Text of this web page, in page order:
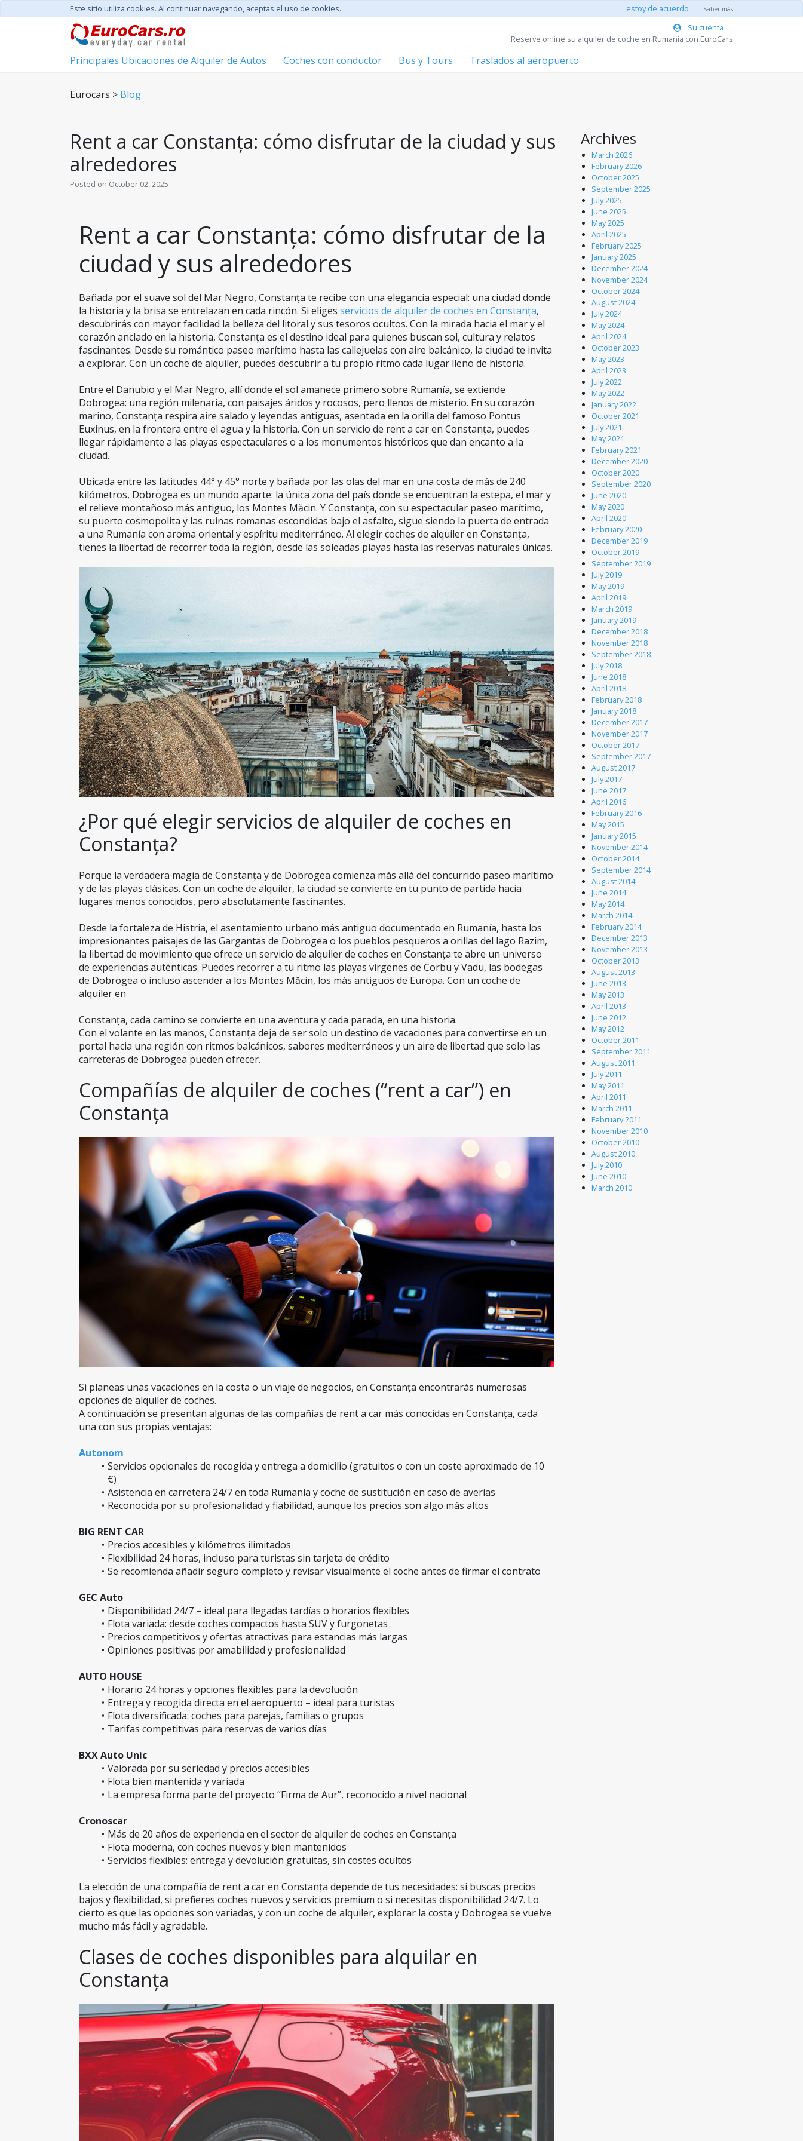
Este sitio utiliza cookies. Al continuar navegando, aceptas el uso de cookies. estoy de acuerdo Saber más
Su cuenta
Reserve online su alquiler de coche en Rumania con EuroCars
Principales Ubicaciones de Alquiler de Autos Coches con conductor Bus y Tours Traslados al aeropuerto
Eurocars > Blog
Rent a car Constanța: cómo disfrutar de la ciudad y sus
alrededores
Posted on October 02, 2025
Rent a car Constanța: cómo disfrutar de la
ciudad y sus alrededores
Bañada por el suave sol del Mar Negro, Constanța te recibe con una elegancia especial: una ciudad donde
la historia y la brisa se entrelazan en cada rincón. Si eliges servicios de alquiler de coches en Constanța,
descubrirás con mayor facilidad la belleza del litoral y sus tesoros ocultos. Con la mirada hacia el mar y el
corazón anclado en la historia, Constanța es el destino ideal para quienes buscan sol, cultura y relatos
fascinantes. Desde su romántico paseo marítimo hasta las callejuelas con aire balcánico, la ciudad te invita
a explorar. Con un coche de alquiler, puedes descubrir a tu propio ritmo cada lugar lleno de historia.
Entre el Danubio y el Mar Negro, allí donde el sol amanece primero sobre Rumanía, se extiende
Dobrogea: una región milenaria, con paisajes áridos y rocosos, pero llenos de misterio. En su corazón
marino, Constanța respira aire salado y leyendas antiguas, asentada en la orilla del famoso Pontus
Euxinus, en la frontera entre el agua y la historia. Con un servicio de rent a car en Constanța, puedes
llegar rápidamente a las playas espectaculares o a los monumentos históricos que dan encanto a la
ciudad.
Ubicada entre las latitudes 44° y 45° norte y bañada por las olas del mar en una costa de más de 240
kilómetros, Dobrogea es un mundo aparte: la única zona del país donde se encuentran la estepa, el mar y
el relieve montañoso más antiguo, los Montes Măcin. Y Constanța, con su espectacular paseo marítimo,
su puerto cosmopolita y las ruinas romanas escondidas bajo el asfalto, sigue siendo la puerta de entrada
a una Rumanía con aroma oriental y espíritu mediterráneo. Al elegir coches de alquiler en Constanța,
tienes la libertad de recorrer toda la región, desde las soleadas playas hasta las reservas naturales únicas.
¿Por qué elegir servicios de alquiler de coches en
Constanța?
Porque la verdadera magia de Constanța y de Dobrogea comienza más allá del concurrido paseo marítimo
y de las playas clásicas. Con un coche de alquiler, la ciudad se convierte en tu punto de partida hacia
lugares menos conocidos, pero absolutamente fascinantes.
Desde la fortaleza de Histria, el asentamiento urbano más antiguo documentado en Rumanía, hasta los
impresionantes paisajes de las Gargantas de Dobrogea o los pueblos pesqueros a orillas del lago Razim,
la libertad de movimiento que ofrece un servicio de alquiler de coches en Constanța te abre un universo
de experiencias auténticas. Puedes recorrer a tu ritmo las playas vírgenes de Corbu y Vadu, las bodegas
de Dobrogea o incluso ascender a los Montes Măcin, los más antiguos de Europa. Con un coche de
alquiler en
Constanța, cada camino se convierte en una aventura y cada parada, en una historia.
Con el volante en las manos, Constanța deja de ser solo un destino de vacaciones para convertirse en un
portal hacia una región con ritmos balcánicos, sabores mediterráneos y un aire de libertad que solo las
carreteras de Dobrogea pueden ofrecer.
Compañías de alquiler de coches (“rent a car”) en
Constanța
Si planeas unas vacaciones en la costa o un viaje de negocios, en Constanța encontrarás numerosas
opciones de alquiler de coches.
A continuación se presentan algunas de las compañías de rent a car más conocidas en Constanța, cada
una con sus propias ventajas:
Autonom
Servicios opcionales de recogida y entrega a domicilio (gratuitos o con un coste aproximado de 10
€)
Asistencia en carretera 24/7 en toda Rumanía y coche de sustitución en caso de averías
Reconocida por su profesionalidad y fiabilidad, aunque los precios son algo más altos
BIG RENT CAR
Precios accesibles y kilómetros ilimitados
Flexibilidad 24 horas, incluso para turistas sin tarjeta de crédito
Se recomienda añadir seguro completo y revisar visualmente el coche antes de firmar el contrato
GEC Auto
Disponibilidad 24/7 – ideal para llegadas tardías o horarios flexibles
Flota variada: desde coches compactos hasta SUV y furgonetas
Precios competitivos y ofertas atractivas para estancias más largas
Opiniones positivas por amabilidad y profesionalidad
AUTO HOUSE
Horario 24 horas y opciones flexibles para la devolución
Entrega y recogida directa en el aeropuerto – ideal para turistas
Flota diversificada: coches para parejas, familias o grupos
Tarifas competitivas para reservas de varios días
BXX Auto Unic
Valorada por su seriedad y precios accesibles
Flota bien mantenida y variada
La empresa forma parte del proyecto “Firma de Aur”, reconocido a nivel nacional
Cronoscar
Más de 20 años de experiencia en el sector de alquiler de coches en Constanța
Flota moderna, con coches nuevos y bien mantenidos
Servicios flexibles: entrega y devolución gratuitas, sin costes ocultos
La elección de una compañía de rent a car en Constanța depende de tus necesidades: si buscas precios
bajos y flexibilidad, si prefieres coches nuevos y servicios premium o si necesitas disponibilidad 24/7. Lo
cierto es que las opciones son variadas, y con un coche de alquiler, explorar la costa y Dobrogea se vuelve
mucho más fácil y agradable.
Clases de coches disponibles para alquilar en
Constanța
Archives
March 2026
February 2026
October 2025
September 2025
July 2025
June 2025
May 2025
April 2025
February 2025
January 2025
December 2024
November 2024
October 2024
August 2024
July 2024
May 2024
April 2024
October 2023
May 2023
April 2023
July 2022
May 2022
January 2022
October 2021
July 2021
May 2021
February 2021
December 2020
October 2020
September 2020
June 2020
May 2020
April 2020
February 2020
December 2019
October 2019
September 2019
July 2019
May 2019
April 2019
March 2019
January 2019
December 2018
November 2018
September 2018
July 2018
June 2018
April 2018
February 2018
January 2018
December 2017
November 2017
October 2017
September 2017
August 2017
July 2017
June 2017
April 2016
February 2016
May 2015
January 2015
November 2014
October 2014
September 2014
August 2014
June 2014
May 2014
March 2014
February 2014
December 2013
November 2013
October 2013
August 2013
June 2013
May 2013
April 2013
June 2012
May 2012
October 2011
September 2011
August 2011
July 2011
May 2011
April 2011
March 2011
February 2011
November 2010
October 2010
August 2010
July 2010
June 2010
March 2010